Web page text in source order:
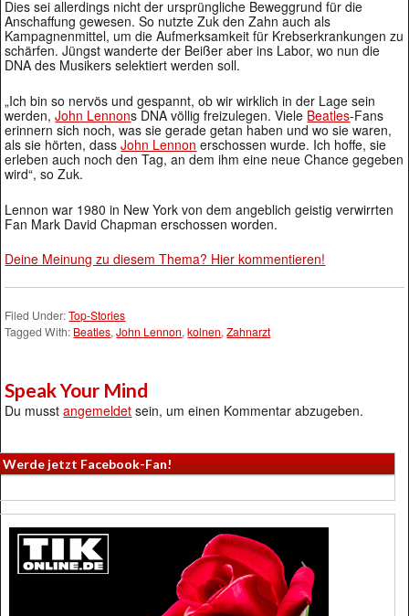
Dies sei allerdings nicht der ursprüngliche Beweggrund für die
Anschaffung gewesen. So nutzte Zuk den Zahn auch als
Kampagnenmittel, um die Aufmerksamkeit für Krebserkrankungen zu
schärfen. Jüngst wanderte der Beißer aber ins Labor, wo nun die
DNA des Musikers selektiert werden soll.
„Ich bin so nervös und gespannt, ob wir wirklich in der Lage sein
werden,John Lennons DNA völlig freizulegen. Viele Beatles-Fans
erinnern sich noch, was sie gerade getan haben und wo sie waren,
als sie hörten, dassJohn Lennon erschossen wurde. Ich hoffe, sie
erleben auch noch den Tag, an dem ihm eine neue Chance gegeben
wird“, so Zuk.
Lennon war 1980 in New York von dem angeblich geistig verwirrten
Fan Mark David Chapman erschossen worden.
Deine Meinung zu diesem Thema? Hier kommentieren!
Filed Under:Top-Stories
Tagged With: Beatles,John Lennon,kolnen,Zahnarzt
Speak Your Mind
Du musstangemeldet sein, um einen Kommentar abzugeben.
Werde jetzt Facebook-Fan!